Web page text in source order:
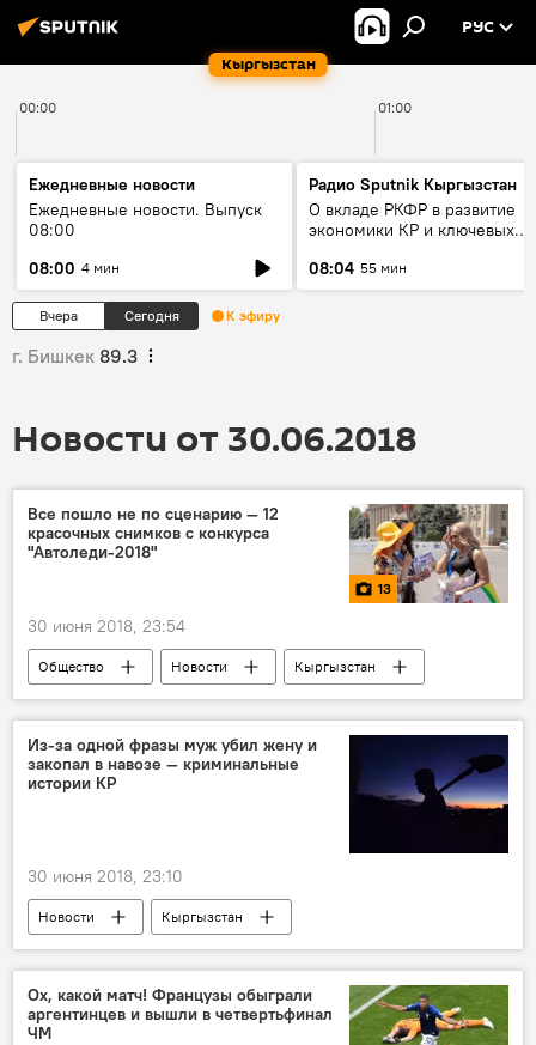
Кыргызстан
РУС
00:00 01:00
Ежедневные новости
Ежедневные новости. Выпуск
08:00
08:00 4 мин
Радио Sputnik Кыргызстан
О вкладе РКФР в развитие
экономики КР и ключевых
08:04 55 мин
Вчера Сегодня К эфиру
г. Бишкек 89.3
Новости от 30.06.2018
Все пошло не по сценарию — 12
красочных снимков с конкурса
"Автоледи-2018"
13
30 июня 2018, 23:54
Общество Новости
Кыргызстан
Культура
Мультимедиа
фото
конкурс "Автоледи"
конкурс красоты
вождение
Из-за одной фразы муж убил жену и
закопал в навозе — криминальные
истории КР
30 июня 2018, 23:10
Новости
Кыргызстан
Происшествия
криминал
суд
уголовное дело
Ох, какой матч! Французы обыграли
аргентинцев и вышли в четвертьфинал
ЧМ